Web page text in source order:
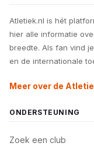
Atletiek.nl is hét
hier alle informatie
breedte. Als fan vind
en de internationale
Meer over de
ONDERSTEUNING
Zoek een club